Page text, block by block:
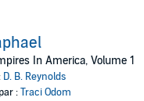
investigator and
the kidnappers, Cyn's
and getting
is destined to destroy
In America, Volume 1
D. B. Reynolds
:Traci Odom